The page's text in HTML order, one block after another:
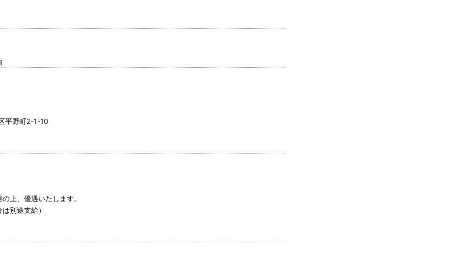
平野町2-1-10
上、優遇いたします。
別途支給）